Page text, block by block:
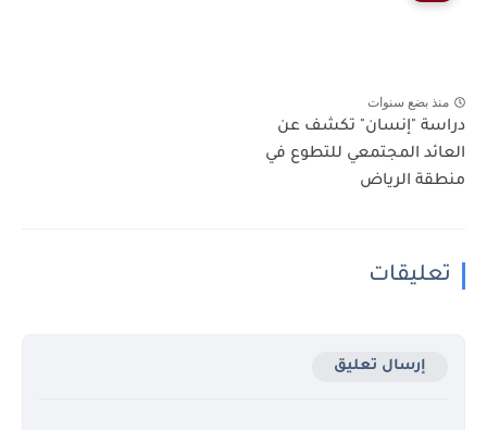
منذ بضع سنوات
دراسة "إنسان" تكشف عن
العائد المجتمعي للتطوع في
منطقة الرياض
تعليقات
إرسال تعليق